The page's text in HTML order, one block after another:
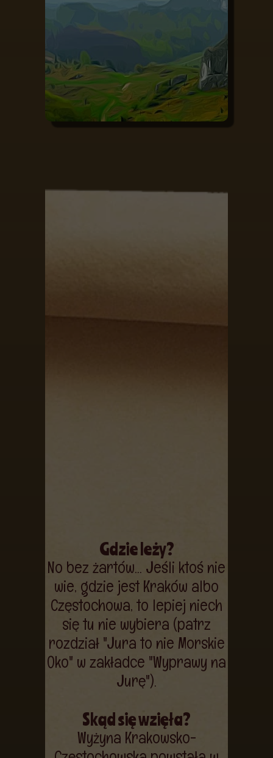
Gdzie leży?
No bez żartów... Jeśli ktoś nie
wie, gdzie jest Kraków albo
Częstochowa, to lepiej niech
się tu nie wybiera (patrz
rozdział "Jura to nie Morskie
Oko" w zakładce "Wyprawy na
Jurę").
Skąd się wzięła?
Wyżyna Krakowsko-